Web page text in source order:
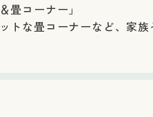
畳コーナー」
トな畳コーナーなど、家